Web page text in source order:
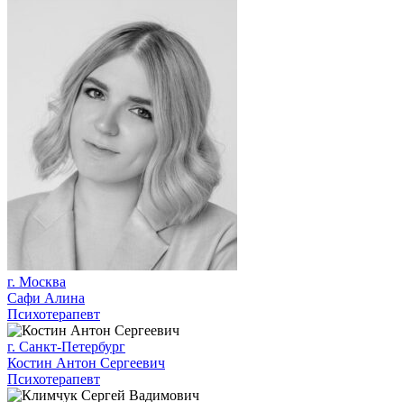
г. Москва
Сафи Алина
Психотерапевт
г. Санкт-Петербург
Костин Антон Сергеевич
Психотерапевт